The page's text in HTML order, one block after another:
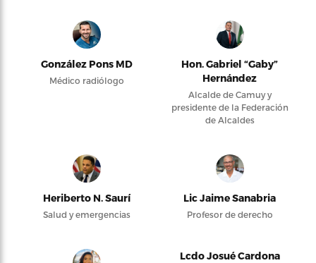
González Pons MD
Médico radiólogo
Hon. Gabriel “Gaby”
Hernández
Alcalde de Camuy y
presidente de la Federación
de Alcaldes
Heriberto N. Saurí
Salud y emergencias
Lic Jaime Sanabria
Profesor de derecho
Lcdo Josué Cardona